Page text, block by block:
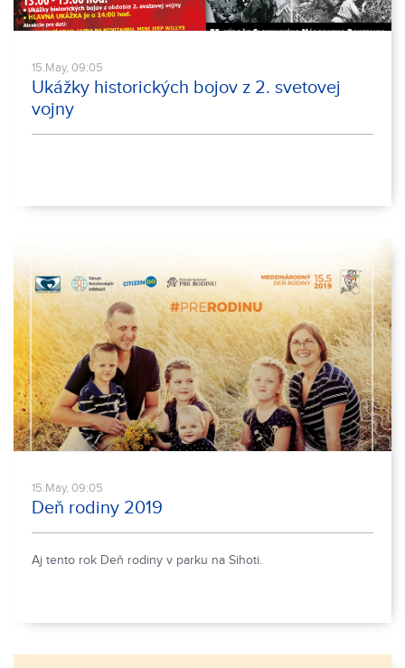
15.May, 09:05
Ukážky historických bojov z 2. svetovej
vojny
15.May, 09:05
Deň rodiny 2019
Aj tento rok Deň rodiny v parku na Sihoti.